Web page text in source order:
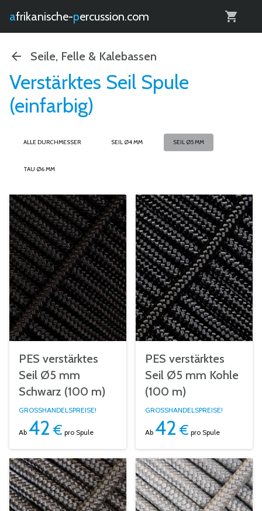
afrikanische- percussion.com
Seile, Felle & Kalebassen
Verstärktes Seil Spule
(einfarbig)
ALLE DURCHMESSER SEIL Ø4 MM SEIL Ø5 MM
TAU Ø6 MM
PES verstärktes
Seil Ø5 mm
Schwarz (100 m)
GROSSHANDELSPREISE!
Ab 42 € pro Spule
PES verstärktes
Seil Ø5 mm Kohle
(100 m)
GROSSHANDELSPREISE!
Ab 42 € pro Spule